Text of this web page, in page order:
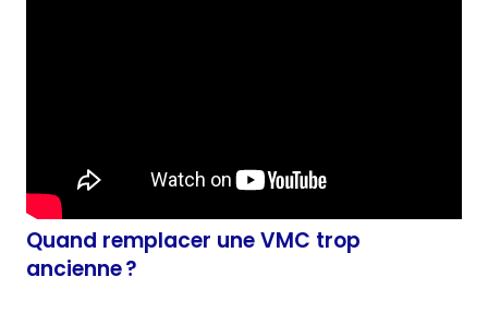
Quand remplacer une VMC trop
ancienne ?